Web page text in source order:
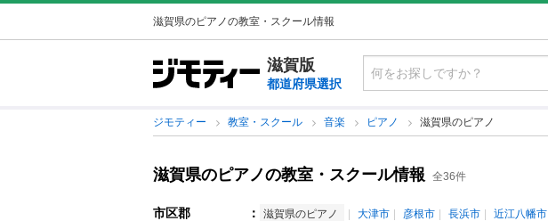
滋賀県のピアノの教室・スクール情報
滋賀版
都道府県選択
ジモティー 教室・スクール 音楽 ピアノ 滋賀県のピアノ
滋賀県のピアノの教室・スクール情報 全36件
市区郡 ： 滋賀県のピアノ 大津市 彦根市 長浜市 近江八幡市